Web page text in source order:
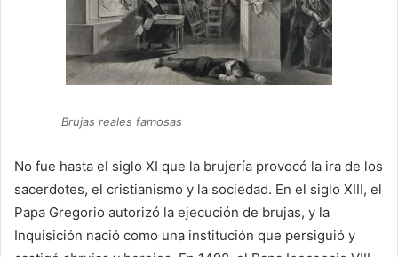
Brujas reales famosas
No fue hasta el siglo XI que la brujería provocó la ira de los
sacerdotes, el cristianismo y la sociedad. En el siglo XIII, el
Papa Gregorio autorizó la ejecución de brujas, y la
Inquisición nació como una institución que persiguió y